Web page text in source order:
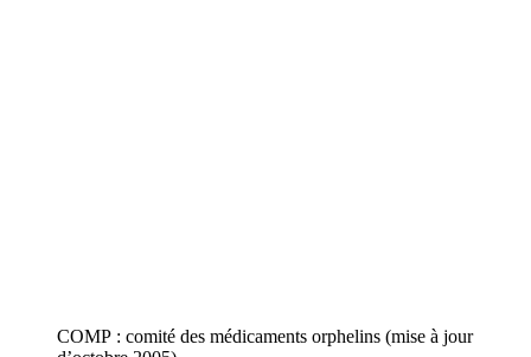
COMP : comité des médicaments orphelins (mise à jour